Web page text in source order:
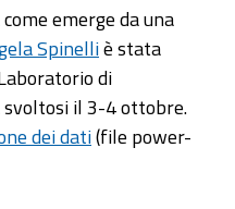
emerge da una
Spinelliè stata
di
svoltosi il 3-4 ottobre.
dei dati(file power-